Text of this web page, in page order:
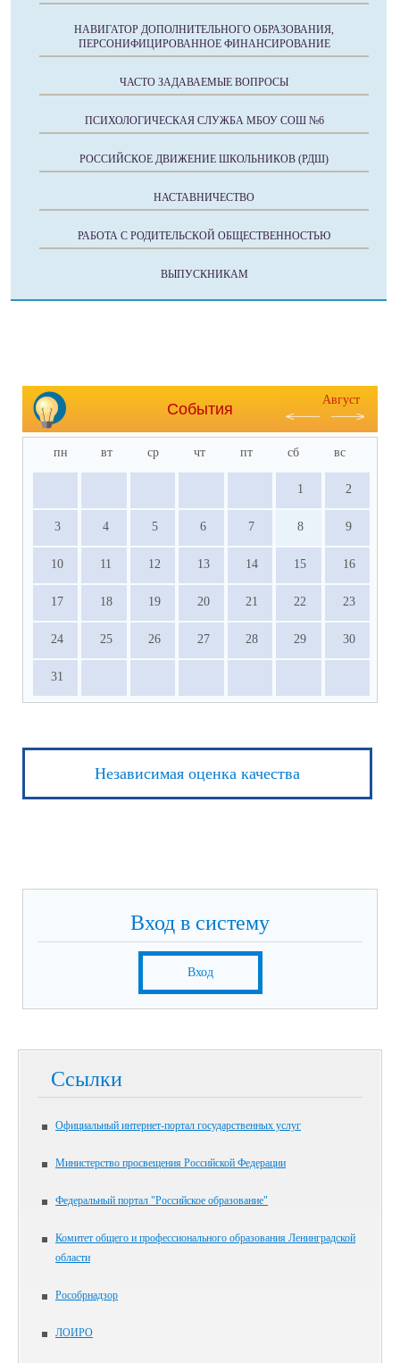
НАВИГАТОР ДОПОЛНИТЕЛЬНОГО ОБРАЗОВАНИЯ,
ПЕРСОНИФИЦИРОВАННОЕ ФИНАНСИРОВАНИЕ
ЧАСТО ЗАДАВАЕМЫЕ ВОПРОСЫ
ПСИХОЛОГИЧЕСКАЯ СЛУЖБА МБОУ СОШ №6
РОССИЙСКОЕ ДВИЖЕНИЕ ШКОЛЬНИКОВ (РДШ)
НАСТАВНИЧЕСТВО
РАБОТА С РОДИТЕЛЬСКОЙ ОБЩЕСТВЕННОСТЬЮ
ВЫПУСКНИКАМ
События
Август
пн вт ср чт пт сб вс
1 2
3 4 5 6 7 8 9
10 11 12 13 14 15 16
17 18 19 20 21 22 23
24 25 26 27 28 29 30
31
Независимая оценка качества
Вход в систему
Вход
Ссылки
Официальный интернет-портал государственных услуг
Министерство просвещения Российской Федерации
Федеральный портал "Российское образование"
Комитет общего и профессионального образования Ленинградской
области
Рособрнадзор
ЛОИРО